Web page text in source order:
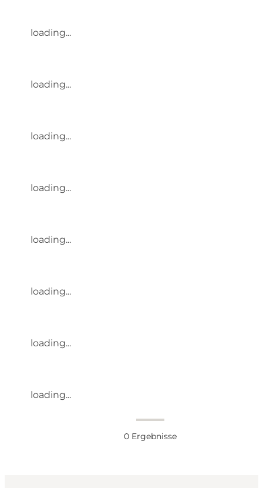
loading...
loading...
loading...
loading...
loading...
loading...
loading...
loading...
0 Ergebnisse